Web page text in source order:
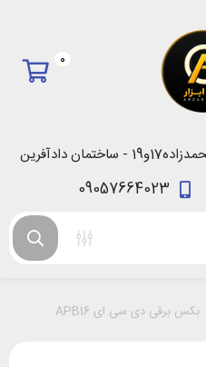
0
09057664023
بکس برقی دی سی ای APB16